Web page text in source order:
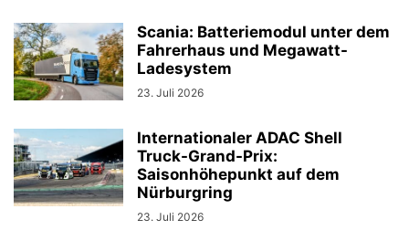
Scania: Batteriemodul unter dem
Fahrerhaus und Megawatt-
Ladesystem
23. Juli 2026
Internationaler ADAC Shell
Truck-Grand-Prix:
Saisonhöhepunkt auf dem
Nürburgring
23. Juli 2026